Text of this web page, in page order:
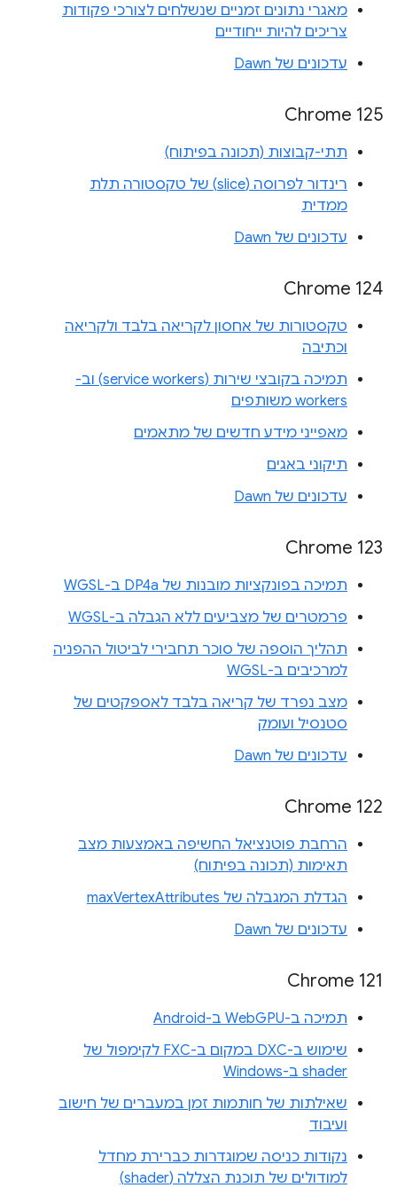
מאגרי נתונים זמניים שנשלחים לצורכי פקודות
צריכים להיות ייחודיים
עדכונים של Dawn
‫Chrome 125
תתי-קבוצות (תכונה בפיתוח)
רינדור לפרוסה (slice) של טקסטורה תלת
ממדית
עדכונים של Dawn
Chrome 124
טקסטורות של אחסון לקריאה בלבד ולקריאה
וכתיבה
תמיכה בקובצי שירות (service workers) וב-
workers משותפים
מאפייני מידע חדשים של מתאמים
תיקוני באגים
עדכונים של Dawn
Chrome 123
תמיכה בפונקציות מובנות של DP4a ב-WGSL
פרמטרים של מצביעים ללא הגבלה ב-WGSL
תהליך הוספה של סוכר תחבירי לביטול ההפניה
למרכיבים ב-WGSL
מצב נפרד של קריאה בלבד לאספקטים של
סטנסיל ועומק
עדכונים של Dawn
Chrome 122
הרחבת פוטנציאל החשיפה באמצעות מצב
תאימות (תכונה בפיתוח)
הגדלת המגבלה של maxVertexAttributes
עדכונים של Dawn
Chrome 121
תמיכה ב-WebGPU ב-Android
שימוש ב-DXC במקום ב-FXC לקימפול של
shader ב-Windows
שאילתות של חותמות זמן במעברים של חישוב
ועיבוד
נקודות כניסה שמוגדרות כברירת מחדל
למודולים של תוכנת הצללה (shader)